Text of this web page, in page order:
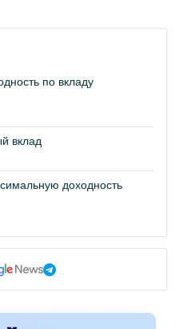
по вкладу
вклад
доходность